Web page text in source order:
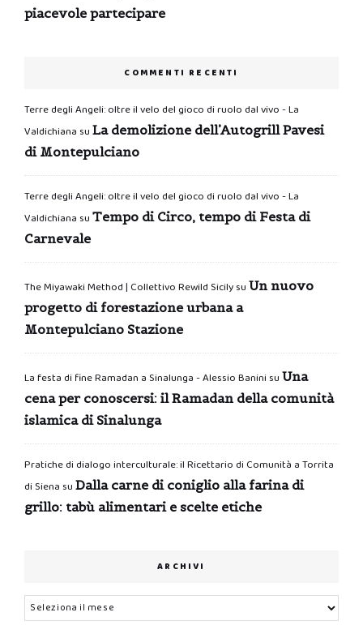
piacevole partecipare
COMMENTI RECENTI
Terre degli Angeli: oltre il velo del gioco di ruolo dal vivo - La
Valdichiana su La demolizione dell’Autogrill Pavesi
di Montepulciano
Terre degli Angeli: oltre il velo del gioco di ruolo dal vivo - La
Valdichiana su Tempo di Circo, tempo di Festa di
Carnevale
The Miyawaki Method | Collettivo Rewild Sicilysu Un nuovo
progetto di forestazione urbana a
Montepulciano Stazione
La festa di fine Ramadan a Sinalunga - Alessio Banini su Una
cena per conoscersi: il Ramadan della comunità
islamica di Sinalunga
Pratiche di dialogo interculturale: il Ricettario di Comunità a Torrita
di Siena su Dalla carne di coniglio alla farina di
grillo: tabù alimentari e scelte etiche
ARCHIVI
Archivi